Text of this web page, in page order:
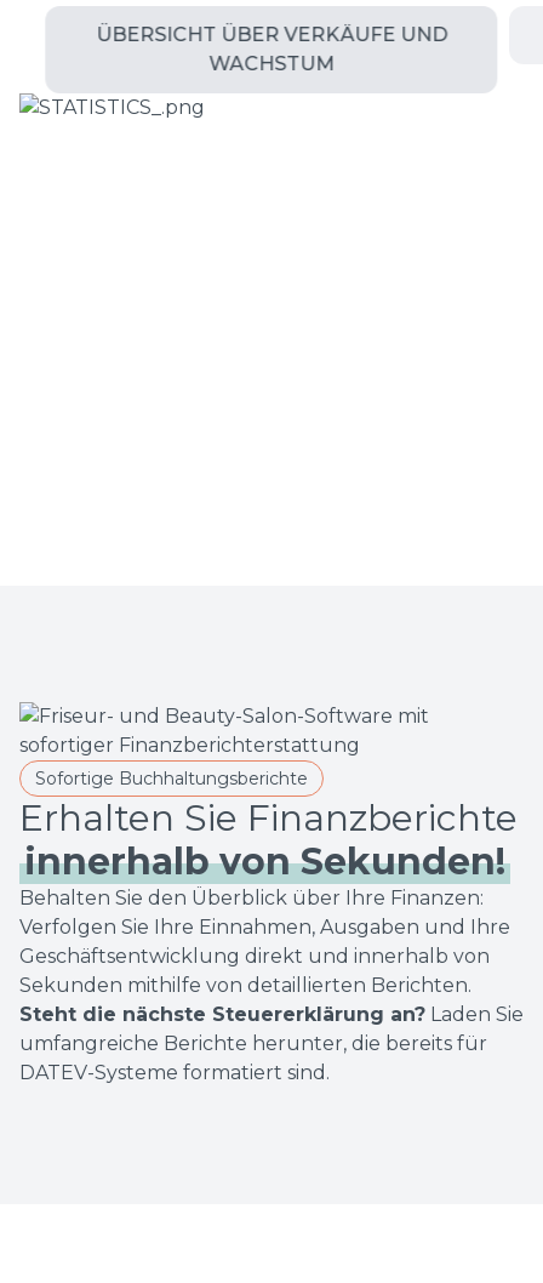
ÜBERSICHT ÜBER VERKÄUFE UND
WACHSTUM
Sofortige Buchhaltungsberichte
innerhalb von Sekunden!
Behalten Sie den Überblick über Ihre Finanzen:
Verfolgen Sie Ihre Einnahmen, Ausgaben und Ihre
Geschäftsentwicklung direkt und innerhalb von
Sekunden mithilfe von detaillierten Berichten.
Steht die nächste Steuererklärung an? Laden Sie
umfangreiche Berichte herunter, die bereits für
DATEV-Systeme formatiert sind.